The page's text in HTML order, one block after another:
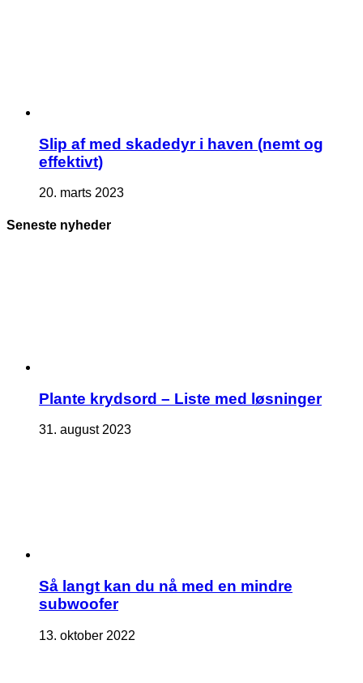
Slip af med skadedyr i haven (nemt og
effektivt)
20. marts 2023
Seneste nyheder
Plante krydsord – Liste med løsninger
31. august 2023
Så langt kan du nå med en mindre
subwoofer
13. oktober 2022